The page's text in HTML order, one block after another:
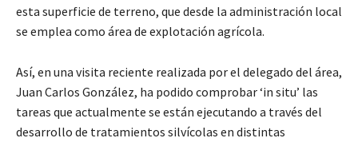
esta superficie de terreno, que desde la administración local
se emplea como área de explotación agrícola.
Así, en una visita reciente realizada por el delegado del área,
Juan Carlos González, ha podido comprobar ‘in situ’ las
tareas que actualmente se están ejecutando a través del
desarrollo de tratamientos silvícolas en distintas